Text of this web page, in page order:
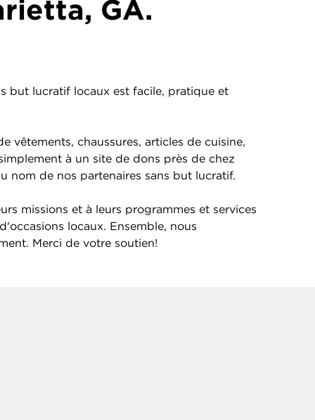
GA.
but lucratif locaux est facile, pratique et
vêtements, chaussures, articles de cuisine,
à un site de dons près de chez
nom de nos partenaires sans but lucratif.
missions et à leurs programmes et services
locaux. Ensemble, nous
Merci de votre soutien!